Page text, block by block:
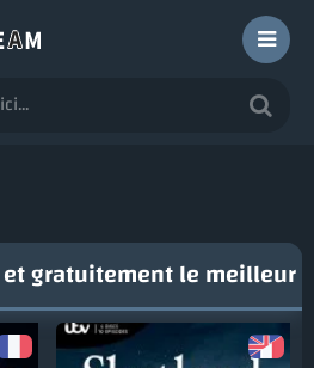
gratuitement le meilleur